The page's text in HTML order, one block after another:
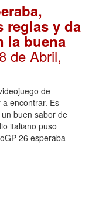
reglas y da
la buena
de Abril,
de
encontrar. Es
buen sabor de
italiano puso
26 esperaba